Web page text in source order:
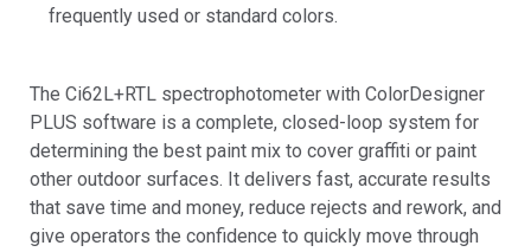
frequently used or standard colors.
The Ci62L+RTL spectrophotometer with ColorDesigner
PLUS software is a complete, closed-loop system for
determining the best paint mix to cover graffiti or paint
other outdoor surfaces. It delivers fast, accurate results
that save time and money, reduce rejects and rework, and
give operators the confidence to quickly move through